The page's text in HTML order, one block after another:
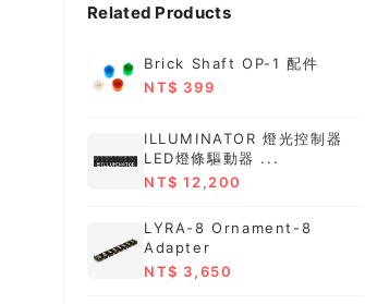
Related Products
Brick Shaft OP-1 配件
NT$ 399
ILLUMINATOR 燈光控制器
LED燈條驅動器 ...
NT$ 12,200
LYRA-8 Ornament-8
Adapter
NT$ 3,650